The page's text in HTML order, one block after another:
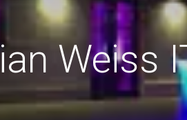
Weiss